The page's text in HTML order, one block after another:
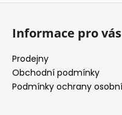
Informace pro vás
Prodejny
Obchodní podmínky
Podmínky ochrany